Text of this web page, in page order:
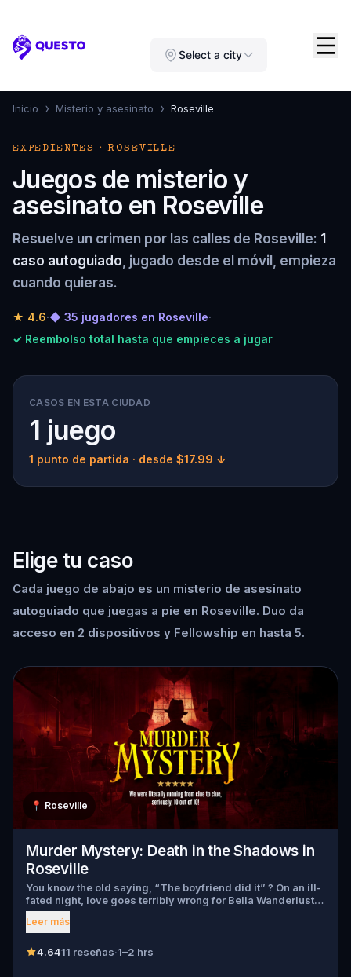
Questo Select a city
Inicio › Misterio y asesinato › Roseville
EXPEDIENTES · ROSEVILLE
Juegos de misterio y
asesinato en Roseville
Resuelve un crimen por las calles de Roseville: 1
caso autoguiado, jugado desde el móvil, empieza
cuando quieras.
★ 4.6·◆ 35 jugadores en Roseville·
✓ Reembolso total hasta que empieces a jugar
CASOS EN ESTA CIUDAD
1 juego
1 punto de partida · desde $17.99 ↓
Elige tu caso
Cada juego de abajo es un misterio de asesinato
autoguiado que juegas a pie en Roseville. Duo da
acceso en 2 dispositivos y Fellowship en hasta 5.
📍 Roseville
Murder Mystery: Death in the Shadows in
Roseville
You know the old saying, “The boyfriend did it” ? On an ill-
fated night, love goes terribly wrong for Bella Wanderlust
and Walter Bridges . Bella, a famous travel blogger, was
found dead during a ghost tour led by the theatrical Percy
Walter, the obsessed boyfriend? Percy, the ghost tour
Leer más
4.6411 reseñas·1–2 hrs